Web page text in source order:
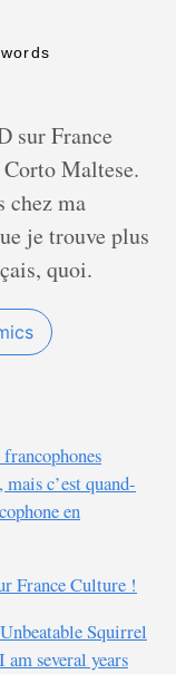
sur France
Maltese.
chez ma
je trouve plus
quoi.
c’est quand-
en
France Culture !
Squirrel
several years